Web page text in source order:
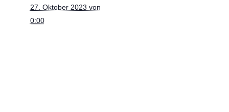
27. Oktober 2023 von
0:00